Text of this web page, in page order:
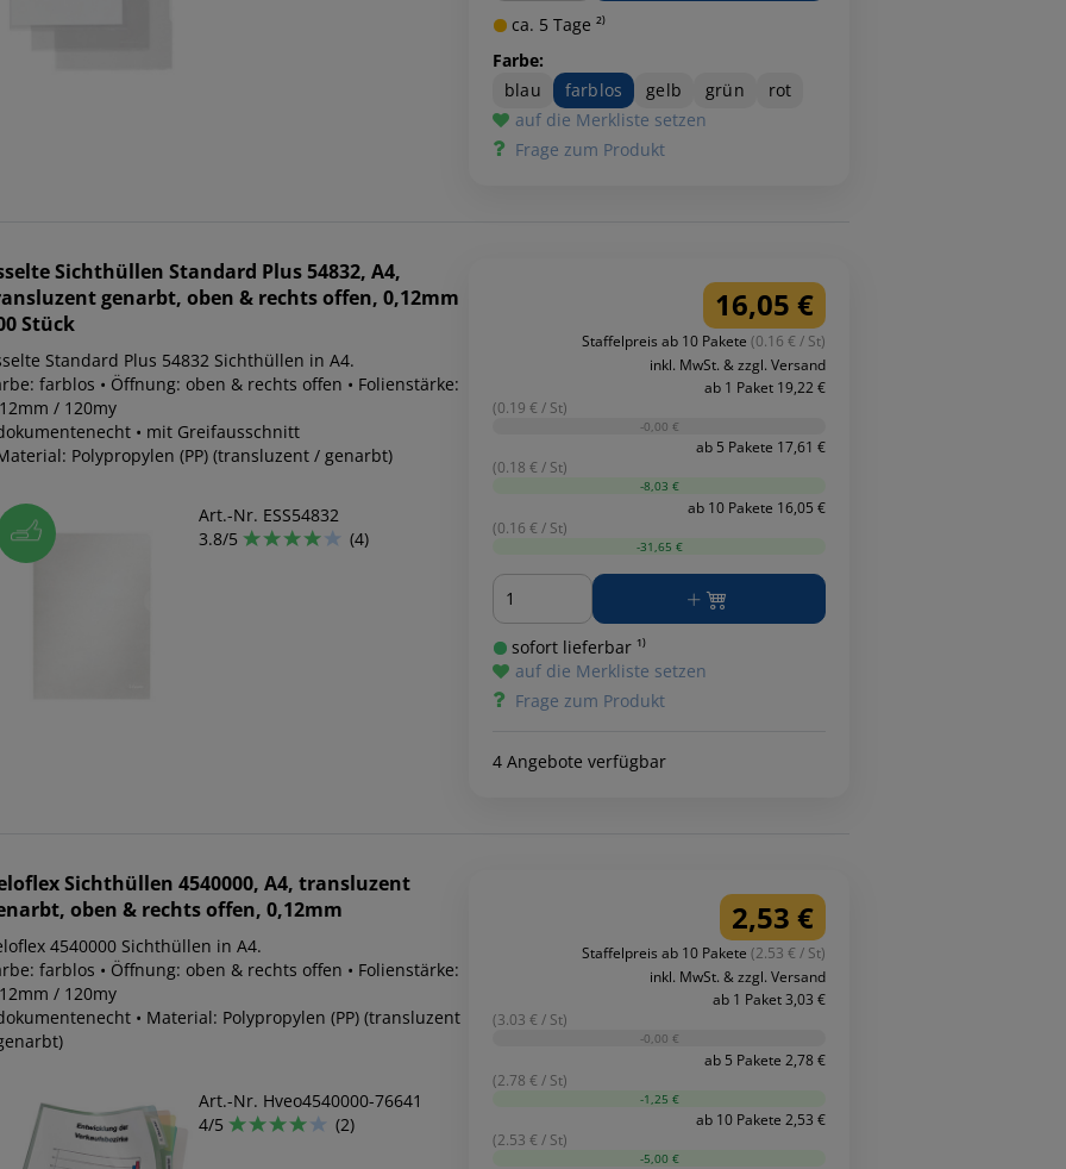
ca. 5 Tage ²⁾
Farbe:
blau
farblos gelb grün
rot
auf die Merkliste setzen
Frage zum Produkt
Sichthüllen Standard Plus 54832, A4,
genarbt, oben & rechts offen, 0,12mm
Stück
Standard Plus 54832 Sichthüllen in A4.
farblos • Öffnung: oben & rechts offen • Folienstärke:
/ 120my
• mit Greifausschnitt
Polypropylen (PP) (transluzent / genarbt)
Art.-Nr. ESS54832
3.8/5
(4)
16,05 €
Staffelpreis ab 10 Pakete (0.16 € / St)
inkl. MwSt. & zzgl. Versand
ab 1 Paket 19,22 €
(0.19 € / St)
-0,00 €
ab 5 Pakete 17,61 €
(0.18 € / St)
-8,03 €
ab 10 Pakete 16,05 €
(0.16 € / St)
-31,65 €
Menge
sofort lieferbar ¹⁾
auf die Merkliste setzen
Frage zum Produkt
4 Angebote verfügbar
Sichthüllen 4540000, A4, transluzent
oben & rechts offen, 0,12mm
4540000 Sichthüllen in A4.
farblos • Öffnung: oben & rechts offen • Folienstärke:
/ 120my
• Material: Polypropylen (PP) (transluzent
Art.-Nr. Hveo4540000-76641
4/5
(2)
2,53 €
Staffelpreis ab 10 Pakete (2.53 € / St)
inkl. MwSt. & zzgl. Versand
ab 1 Paket 3,03 €
(3.03 € / St)
-0,00 €
ab 5 Pakete 2,78 €
(2.78 € / St)
-1,25 €
ab 10 Pakete 2,53 €
(2.53 € / St)
-5,00 €